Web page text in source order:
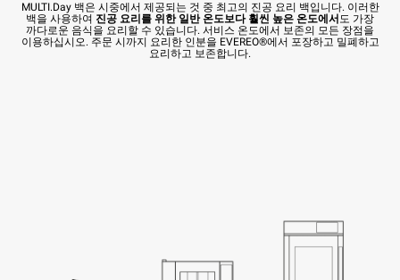
MULTI.Day 백은 시중에서 제공되는 것 중 최고의 진공 요리 백입니다. 이러한
백을 사용하여 진공 요리를 위한 일반 온도보다 훨씬 높은 온도에서 도 가장
까다로운 음식을 요리할 수 있습니다. 서비스 온도에서 보존의 모든 장점을
이용하십시오. 주문 시까지 요리한 인분을 EVEREO®에서 포장하고 밀폐하고
요리하고 보존합니다.